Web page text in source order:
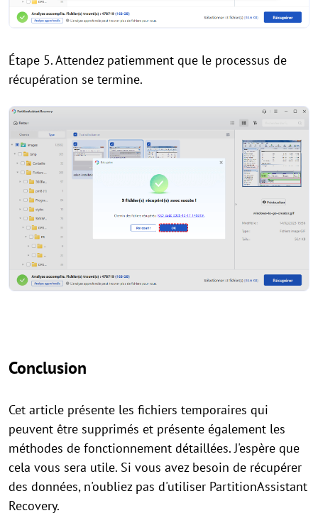
Étape 5. Attendez patiemment que le processus de
récupération se termine.
Conclusion
Cet article présente les fichiers temporaires qui
peuvent être supprimés et présente également les
méthodes de fonctionnement détaillées. J'espère que
cela vous sera utile. Si vous avez besoin de récupérer
des données, n'oubliez pas d'utiliser PartitionAssistant
Recovery.